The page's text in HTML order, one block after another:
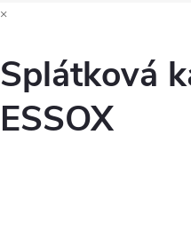
×
Splátková
ESSOX